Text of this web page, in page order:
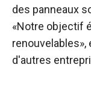
des panneaux
«Notre objectif
d'autres